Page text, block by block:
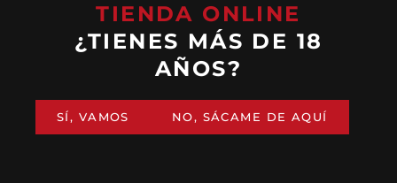
RESPIRO
28,00€ (IVA incluido)
AÑADIR
ROSADO
28,00€ (IVA incluido)
AÑADIR
TIENDA ONLINE
¿TIENES MÁS DE 18
AÑOS?
SÍ, VAMOS NO, SÁCAME DE AQUÍ